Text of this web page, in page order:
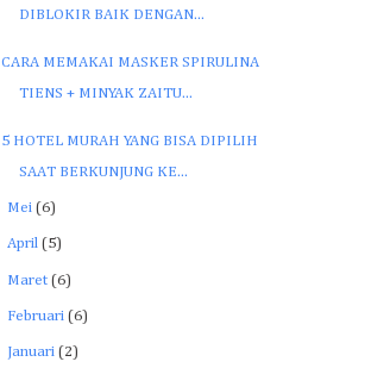
DIBLOKIR BAIK DENGAN...
CARA MEMAKAI MASKER SPIRULINA
TIENS + MINYAK ZAITU...
5 HOTEL MURAH YANG BISA DIPILIH
SAAT BERKUNJUNG KE...
Mei (6)
April (5)
Maret (6)
Februari (6)
Januari (2)